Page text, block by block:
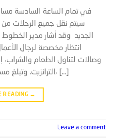
في تمام الساعة السادسة
سيتم نقل جميع الرحلات من
الجديد وقد أشار مدير
انتظار مخصصة لرجال
وصالات لتناول الطعام
الترانزيت. وتبلغ مساحة المطار 76.5 مليون متر مربع، […]
READING →
Leave a comment